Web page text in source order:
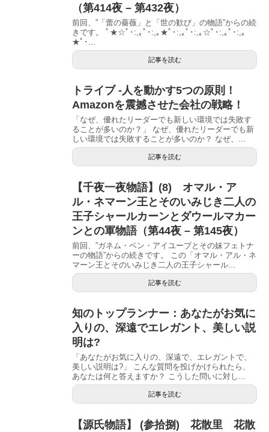
（第414夜 – 第432夜）
前回、”「蕾の薔薇」と「世の歓び」の物語”からの続
きです。 ﾟ★☆ﾟ･:,｡ﾟ･:,｡★ﾟ･:,｡ﾟ･:,｡☆ﾟ･:,｡ﾟ･:,｡
★ﾟ･...
記事を読む
トライブ -人を動かす5つの原則！
Amazonを震撼させた会社の戦略！
「なぜ、優れたリーダーでも新しい環境では失敗す
ることが多いのか？」 なぜ、優れたリーダーでも新
しい環境では失敗することが多いのか？ なぜ、...
記事を読む
【千夜一夜物語】(8) オマル・ア
ル・ネマーン王とそのいみじき二人の
王子シャールカーンとダウールマカー
ンとの軍物語（第44夜 – 第145夜）
前回、”ガネム・ベン・アイユーブとその妹フェトナ
ーの物語”からの続きです。 この「オマル・アル・ネ
マーン王とそのいみじき二人の王子シャール...
記事を読む
知のトップランナー：あなたがお気に
入りの、深遠でエレガント、美しい説
明は?
「あなたがお気に入りの、深遠で、エレガントで、
美しい説明は?」 こんな質問を投げかけられたら、
あなたは何と答えますか？ こうした問いに対し...
記事を読む
【源氏物語】 (参拾捌) 花散里 花散